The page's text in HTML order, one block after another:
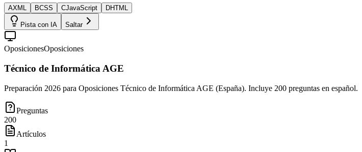
AXML BCSS CJavaScript DHTML
Pista con IA Saltar
OposicionesOposiciones
Técnico de Informática AGE
Preparación 2026 para Oposiciones Técnico de Informática AGE (España). Incluye 200 preguntas en español.
Preguntas
200
Artículos
1